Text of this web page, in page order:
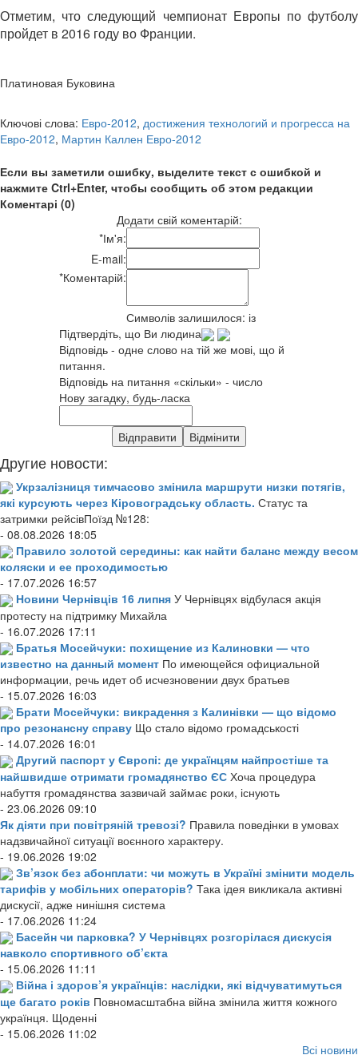
Отметим, что следующий чемпионат Европы по футболу
пройдет в 2016 году во Франции.
Платиновая Буковина
Ключові слова: Евро-2012, достижения технологий и прогресса на
Евро-2012, Мартин Каллен Евро-2012
Если вы заметили ошибку, выделите текст с ошибкой и
нажмите Ctrl+Enter, чтобы сообщить об этом редакции
Коментарі (0)
Додати свій коментарій:
*Ім'я:
E-mail:
*Коментарій:
Символів залишилося: із
Підтвердіть, що Ви людина
Відповідь - одне слово на тій же мові, що й
питання.
Відповідь на питання «скільки» - число
Нову загадку, будь-ласка
Другие новости:
Укрзалізниця тимчасово змінила маршрути низки потягів,
які курсують через Кіровоградську область. Статус та
затримки рейсівПоїзд №128:
- 08.08.2026 18:05
Правило золотой середины: как найти баланс между весом
коляски и ее проходимостью
- 17.07.2026 16:57
Новини Чернівців 16 липня У Чернівцях відбулася акція
протесту на підтримку Михайла
- 16.07.2026 17:11
Братья Мосейчуки: похищение из Калиновки — что
известно на данный момент По имеющейся официальной
информации, речь идет об исчезновении двух братьев
- 15.07.2026 16:03
Брати Мосейчуки: викрадення з Калинівки — що відомо
про резонансну справу Що стало відомо громадськості
- 14.07.2026 16:01
Другий паспорт у Європі: де українцям найпростіше та
найшвидше отримати громадянство ЄС Хоча процедура
набуття громадянства зазвичай займає роки, існують
- 23.06.2026 09:10
Як діяти при повітряній тревозі? Правила поведінки в умовах
надзвичайної ситуації воєнного характеру.
- 19.06.2026 19:02
Зв’язок без абонплати: чи можуть в Україні змінити модель
тарифів у мобільних операторів? Така ідея викликала активні
дискусії, адже нинішня система
- 17.06.2026 11:24
Басейн чи парковка? У Чернівцях розгорілася дискусія
навколо спортивного об’єкта
- 15.06.2026 11:11
Війна і здоров’я українців: наслідки, які відчуватимуться
ще багато років Повномасштабна війна змінила життя кожного
українця. Щоденні
- 15.06.2026 11:02
Всі новини